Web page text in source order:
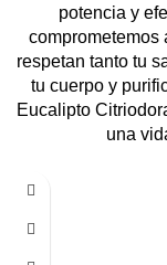
potencia y
comprometemos
respetan tanto tu
tu cuerpo y
Eucalipto
una